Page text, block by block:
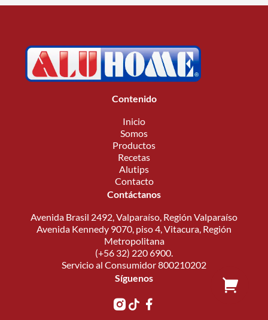
Contenido
Inicio
Somos
Productos
Recetas
Alutips
Contacto
Contáctanos
Avenida Brasil 2492, Valparaíso, Región Valparaíso
Avenida Kennedy 9070, piso 4, Vitacura, Región
Metropolitana
(+56 32) 220 6900.
Servicio al Consumidor 800210202
Síguenos